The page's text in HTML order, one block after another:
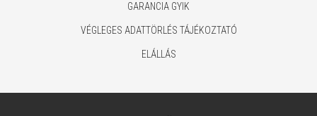
GARANCIA GYIK
VÉGLEGES ADATTÖRLÉS TÁJÉKOZTATÓ
ELÁLLÁS